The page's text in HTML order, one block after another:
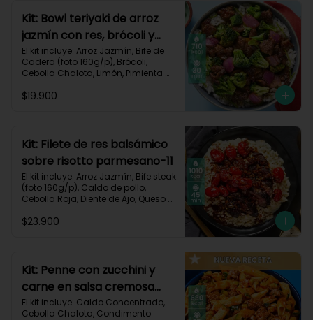
Grasas 32g | Proteínas 28g
Kit: Bowl teriyaki de arroz
jazmín con res, brócoli y
cebolla-114
El kit incluye: Arroz Jazmín, Bife de
Cadera (foto 160g/p), Brócoli,
Cebolla Chalota, Limón, Pimienta
Impresa.
$19.900
Kit: Filete de res balsámico
sobre risotto parmesano-11
El kit incluye: Arroz Jazmín, Bife steak
(foto 160g/p), Caldo de pollo,
Cebolla Roja, Diente de Ajo, Queso
Tipo Cherry, Vinagre Balsámico y
$23.900
Kit: Penne con zucchini y
carne en salsa cremosa
italiana-146
El kit incluye: Caldo Concentrado,
Cebolla Chalota, Condimento